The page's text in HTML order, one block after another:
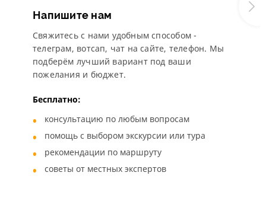
Напишите нам
Свяжитесь с нами удобным способом -
телеграм, вотсап, чат на сайте, телефон. Мы
подберём лучший вариант под ваши
пожелания и бюджет.
Бесплатно:
консультацию по любым вопросам
помощь с выбором экскурсии или тура
рекомендации по маршруту
советы от местных экспертов